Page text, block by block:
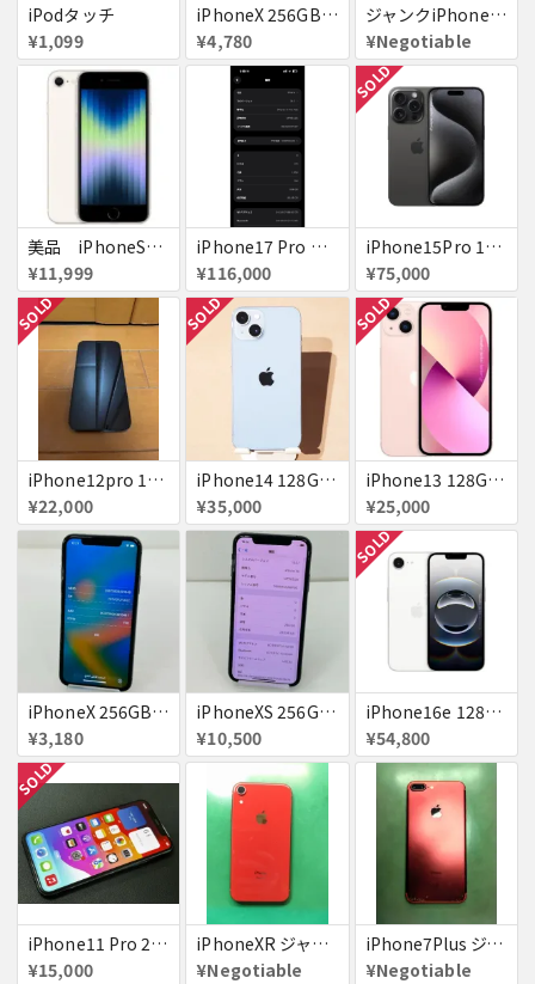
iPodタッチ
¥1,099
iPhoneX 256GB ▲softbank ジャンク スペースグレイ A1902 送料無料
¥4,780
ジャンクiPhone13ProMax 128GB ドコモ
¥Negotiable
美品 iPhoneSE２ ｉＯＳ１８
¥11,999
iPhone17 Pro Max 256GB 画面割れ
¥116,000
SOLD
iPhone15Pro 128GB ブラックチタニウム au
¥75,000
SOLD
iPhone12pro 128GB ブルー 赤ロム
¥22,000
SOLD
iPhone14 128GB Blue au 送料無料
¥35,000
SOLD
iPhone13 128GB ピンク docomo 送料無料
¥25,000
iPhoneX 256GB 赤ロム au ジャンク スペースグレイ A1902 送料無料
¥3,180
iPhoneXS 256GB 赤ロム 超美品 SoftBank ジャンク スペースグレイ MTE02J/A 送料無料
¥10,500
SOLD
iPhone16e 128GB ホワイト 送料無料
¥54,800
SOLD
iPhone11 Pro 256GB ジャンク品
¥15,000
iPhoneXR ジャンク品
¥Negotiable
iPhone7Plus ジャンク品
¥Negotiable